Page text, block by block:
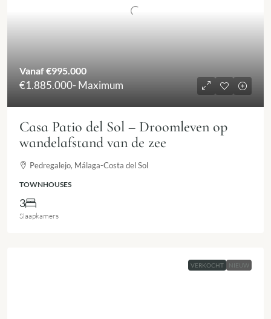
Vanaf€995.000
€1.885.000- Maximum
Casa Patio del Sol – Droomleven op
wandelafstand van de zee
Pedregalejo, Málaga-Costa del Sol
TOWNHOUSES
3
Slaapkamers
VERKOCHT NIEUW